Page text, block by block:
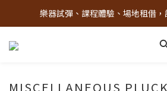
古亭門市 + 先進音樂教室週末
樂器試彈、課程體驗、場地租借
古亭門市 + 先進音樂教室週
MISCELLANEOUS